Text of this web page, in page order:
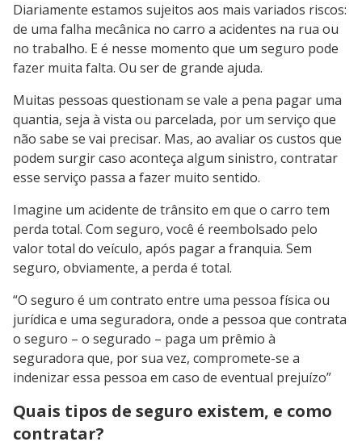
Diariamente estamos sujeitos aos mais variados riscos:
de uma falha mecânica no carro a acidentes na rua ou
no trabalho. E é nesse momento que um seguro pode
fazer muita falta. Ou ser de grande ajuda.
Muitas pessoas questionam se vale a pena pagar uma
quantia, seja à vista ou parcelada, por um serviço que
não sabe se vai precisar. Mas, ao avaliar os custos que
podem surgir caso aconteça algum sinistro, contratar
esse serviço passa a fazer muito sentido.
Imagine um acidente de trânsito em que o carro tem
perda total. Com seguro, você é reembolsado pelo
valor total do veículo, após pagar a franquia. Sem
seguro, obviamente, a perda é total.
“O seguro é um contrato entre uma pessoa física ou
jurídica e uma seguradora, onde a pessoa que contrata
o seguro – o segurado – paga um prêmio à
seguradora que, por sua vez, compromete-se a
indenizar essa pessoa em caso de eventual prejuízo”
Quais tipos de seguro existem, e como
contratar?